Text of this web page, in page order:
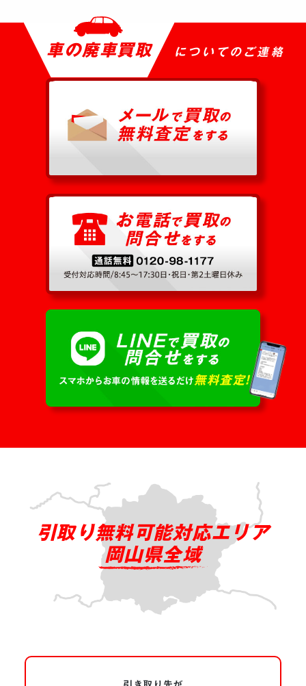
車の廃車買取 についてのご連絡
引取り無料可能対応エリア
岡山県全域